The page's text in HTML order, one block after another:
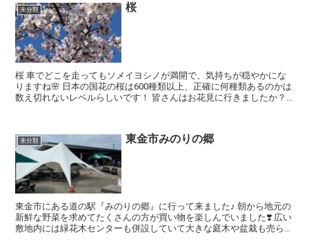
未分類 桜
桜 車でどこを走ってもソメイヨシノが満開で、気持ちが穏やかにな
りますね🌸 日本の国花の桜は600種類以上、正確に何種類あるのかは
数え切れないレベルらしいです！ 皆さんはお花見に行きましたか？
未分類 東金市みのりの郷
東金市にある道の駅『みのりの郷』に行って来ました♪ 朝から地元の
新鮮な野菜を求めてたくさんの方が買い物を楽しんでいました❣️ 広い
敷地内には緑花木センターも併設していて大きな庭木や盆栽も売られ